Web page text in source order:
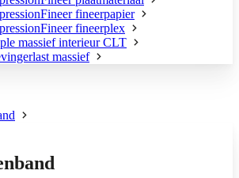
fineerpapier
fineerplex
massief interieur CLT
massief